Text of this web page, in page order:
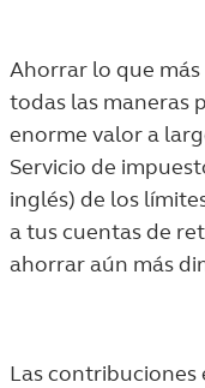
Ahorrar lo que
todas las maneras
enorme valor a
Servicio de
inglés) de los
a tus cuentas de
ahorrar aún más
Las contribuciones